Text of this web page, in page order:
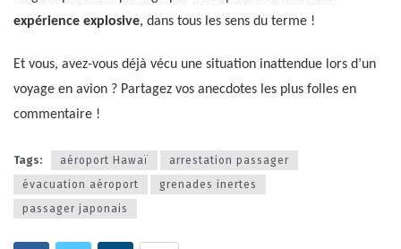
expérience explosive, dans tous les sens du terme !
Et vous, avez-vous déjà vécu une situation inattendue lors d’un
voyage en avion ? Partagez vos anecdotes les plus folles en
commentaire !
Tags: aéroport Hawaï
arrestation passager
évacuation aéroport
grenades inertes
passager japonais